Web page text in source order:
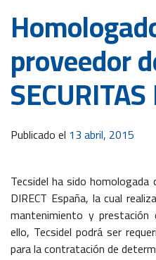
proveedor
Publicado el 13 abril, 2015
Tecsidel ha sido homologada
DIRECT España, la cual
mantenimiento y prestación
ello, Tecsidel podrá ser
para la contratación de